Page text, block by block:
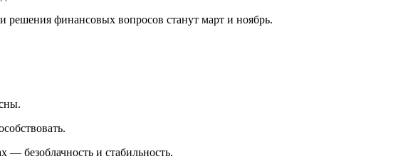
финансовых вопросов станут март и ноябрь.
безоблачность и стабильность.